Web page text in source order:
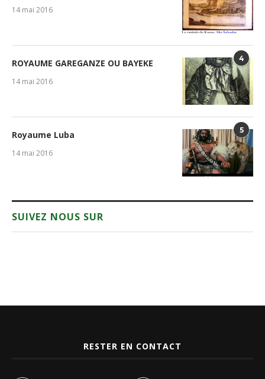
14 mai 2016
4
ROYAUME GAREGANZE OU BAYEKE
14 mai 2016
5
Royaume Luba
14 mai 2016
SUIVEZ NOUS SUR
RESTER EN CONTACT